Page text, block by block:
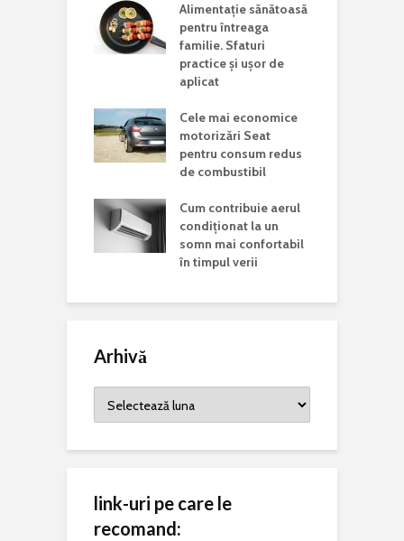
Alimentație sănătoasă
pentru întreaga
familie. Sfaturi
practice și ușor de
aplicat
Cele mai economice
motorizări Seat
pentru consum redus
de combustibil
Cum contribuie aerul
condiționat la un
somn mai confortabil
în timpul verii
Arhivă
link-uri pe care le
recomand: